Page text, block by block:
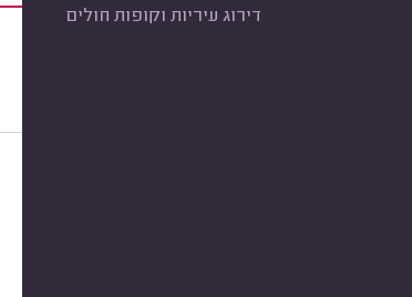
דירוג עיריות וקופות חולים